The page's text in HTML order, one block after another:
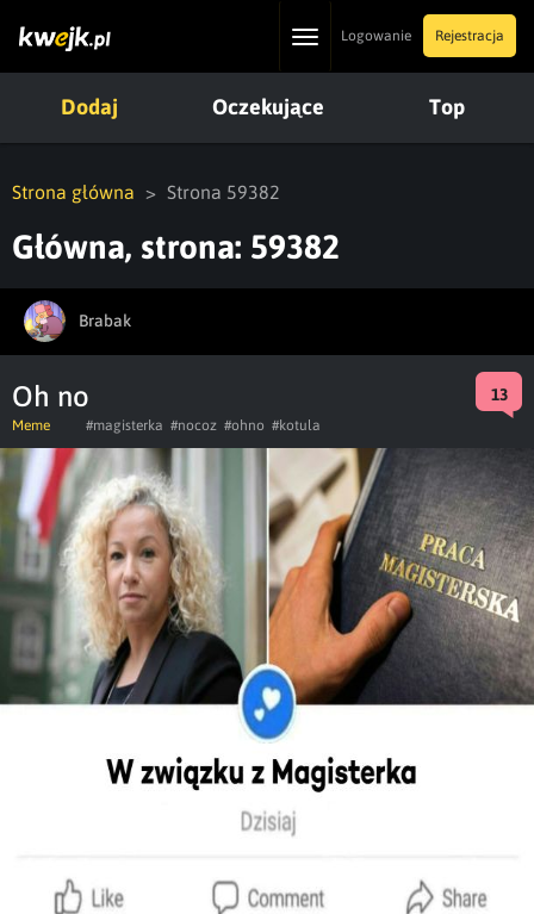
ToggleLogowanie Rejestracja
Dodaj Oczekujące Top
Strona główna Strona 59382
Główna, strona: 59382
Brabak
Oh no 13
Meme #magisterka #nocoz #ohno #kotula